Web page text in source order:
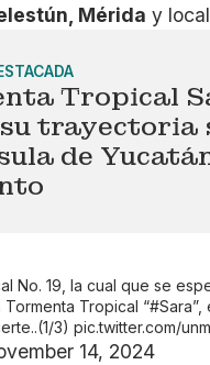
Mérida y
Tropical
trayectoria
de
No. 19, la cual que se
Tropical “#Sara”,
3)pic.twitter.com/
14, 2024